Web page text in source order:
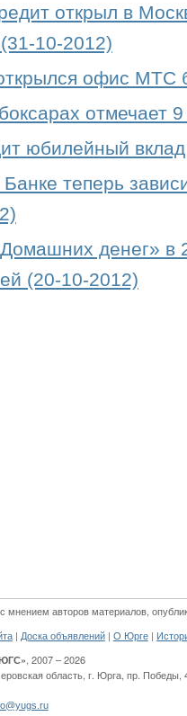
открыл в
10-2012)
офис МТС
отмечает
юбилейный
теперь
денег» в
(20-10-2012)
мнением авторов материалов,
| Доска объявлений| О Юрге|
, 2007 – 2026
область, г. Юрга, пр. Победы,